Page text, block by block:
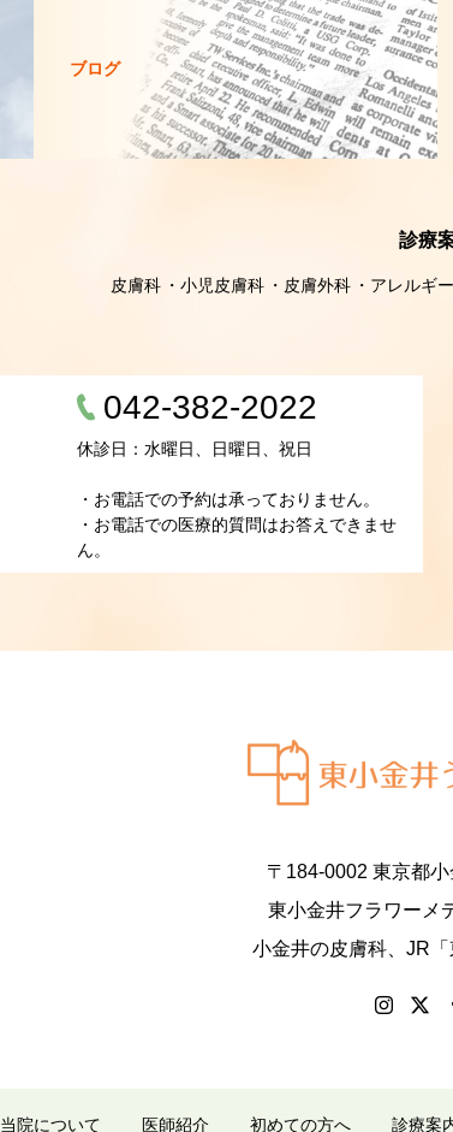
ブログ
診療
皮膚科 小児皮膚科 皮膚外科 アレルギー
042-382-2022
休診日：水曜日、日曜日、祝日
・お電話での予約は承っておりません。
・お電話での医療的質問はお答えできませ
ん。
〒184-0002 東京都
東小金井フラワーメ
小金井の皮膚科、JR
当院について 医師紹介 初めての方へ 診療案